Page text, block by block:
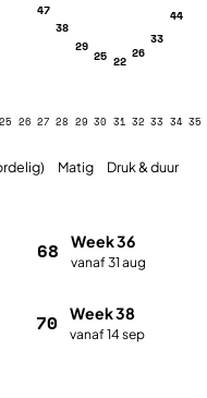
25 26
47
27
38
28
29
29
25
30
22
31
26
32
33
33
44
34 35
Matig Druk & duur
68 Week 36
vanaf 31 aug
70 Week 38
vanaf 14 sep